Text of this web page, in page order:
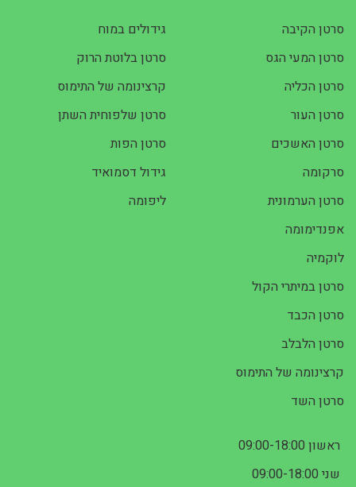
סרטן הקיבה
סרטן המעי הגס
סרטן הכליה
סרטן העור
סרטן האשכים
סרקומה
סרטן הערמונית
גידולים במוח
סרטן בלוטת הרוק
קרצינומה של התימוס
סרטן שלפוחית השתן
סרטן הפות
גידול דסמואיד
ליפומה
אפנדימומה
לוקמיה
סרטן במיתרי הקול
סרטן הכבד
סרטן הלבלב
קרצינומה של התימוס
סרטן השד
ראשון 09:00-18:00
שני 09:00-18:00